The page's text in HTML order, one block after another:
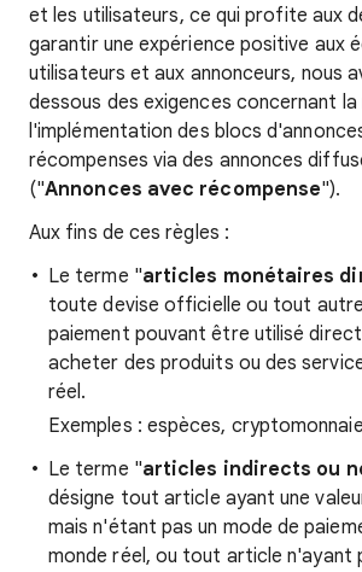
et les utilisateurs, ce qui profite aux
garantir une expérience positive aux
utilisateurs et aux annonceurs, nous
dessous des exigences concernant
l'implémentation des blocs
récompenses via des annonces
("Annonces avec récompense").
Aux fins de ces règles :
Le terme "articles monétaires
toute devise officielle ou tout
paiement pouvant être utilisé
acheter des produits ou des
réel.
Exemples : espèces,
Le terme "articles indirects ou
désigne tout article ayant une
mais n'étant pas un mode de
monde réel, ou tout article n'ayant